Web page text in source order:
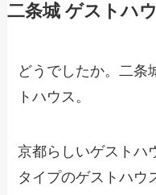
二条城 ゲストハ
どうでしたか。二条
トハウス。
京都らしいゲストハ
タイプのゲストハウ